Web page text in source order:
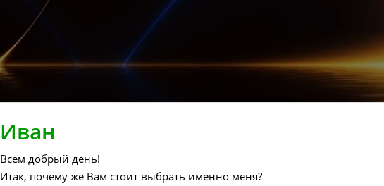
Иван
Всем добрый день!
Итак, почему же Вам стоит выбрать именно меня?